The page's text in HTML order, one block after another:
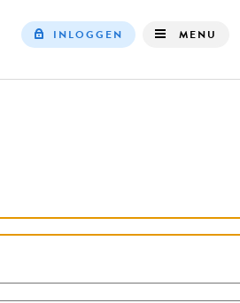
INLOGGEN MENU